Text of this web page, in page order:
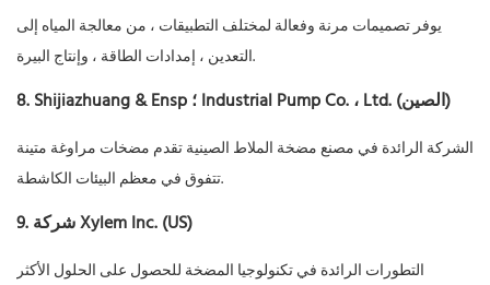
يوفر تصميمات مرنة وفعالة لمختلف التطبيقات ، من معالجة المياه إلى
التعدين ، إمدادات الطاقة ، وإنتاج البيرة.
8. Shijiazhuang & Ensp ؛ Industrial Pump Co. ، Ltd. (الصين)
الشركة الرائدة في مصنع مضخة الملاط الصينية تقدم مضخات مراوغة متينة
تتفوق في معظم البيئات الكاشطة.
9. شركة Xylem Inc. (US)
التطورات الرائدة في تكنولوجيا المضخة للحصول على الحلول الأكثر